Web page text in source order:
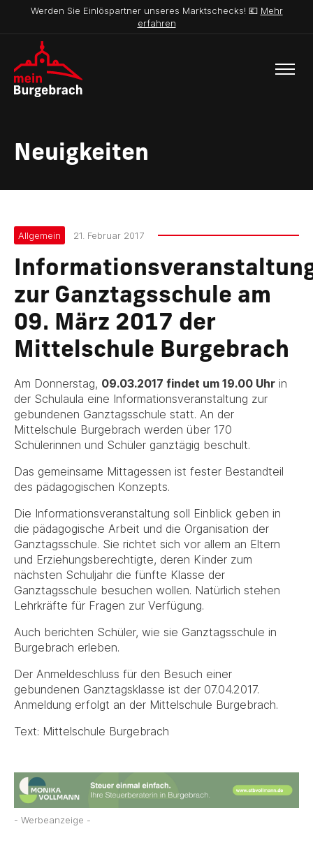
Werden Sie Einlöspartner unseres Marktschecks! 💶 Mehr
erfahren
Neuigkeiten
Allgemein 21. Februar 2017
zur Ganztagsschule am
09. März 2017 der
Mittelschule Burgebrach
Am Donnerstag, 09.03.2017 findet um 19.00 Uhr in
der Schulaula eine Informationsveranstaltung zur
gebundenen Ganztagsschule statt. An der
Mittelschule Burgebrach werden über 170
Schülerinnen und Schüler ganztägig beschult.
Das gemeinsame Mittagessen ist fester Bestandteil
des pädagogischen Konzepts.
Die Informationsveranstaltung soll Einblick geben in
die pädagogische Arbeit und die Organisation der
Ganztagsschule. Sie richtet sich vor allem an Eltern
und Erziehungsberechtigte, deren Kinder zum
nächsten Schuljahr die fünfte Klasse der
Ganztagsschule besuchen wollen. Natürlich stehen
Lehrkräfte für Fragen zur Verfügung.
Auch berichten Schüler, wie sie Ganztagsschule in
Burgebrach erleben.
Der Anmeldeschluss für den Besuch einer
gebundenen Ganztagsklasse ist der 07.04.2017.
Anmeldung erfolgt an der Mittelschule Burgebrach.
Text: Mittelschule Burgebrach
- Werbeanzeige -